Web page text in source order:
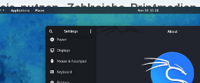
nutzen. Zahlreiche
CDs mit, doch die meisten
mit diesem „neuen“
den Wechsel nicht. Der
an Vorkenntnissen und den